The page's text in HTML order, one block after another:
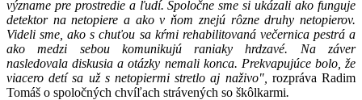
význame pre prostredie a ľudí. Spoločne sme si ukázali ako funguje
detektor na netopiere a ako v ňom znejú rôzne druhy netopierov.
Videli sme, ako s chuťou sa kŕmi rehabilitovaná večernica pestrá a
ako medzi sebou komunikujú raniaky hrdzavé. Na záver
nasledovala diskusia a otázky nemali konca. Prekvapujúce bolo, že
viacero detí sa už s netopiermi stretlo aj naživo", rozpráva Radim
Tomáš o spoločných chvíľach strávených so škôlkarmi.